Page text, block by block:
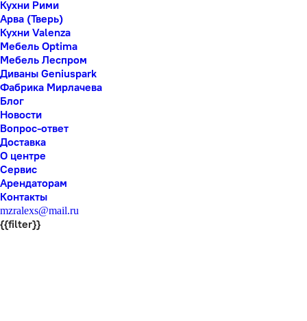
Кухни Рими
Арва (Тверь)
Кухни Valenza
Мебель Optima
Мебель Леспром
Диваны Geniuspark
Фабрика Мирлачева
Блог
Новости
Вопрос-ответ
Доставка
О центре
Сервис
Арендаторам
Контакты
mzralexs@mail.ru
{{filter}}